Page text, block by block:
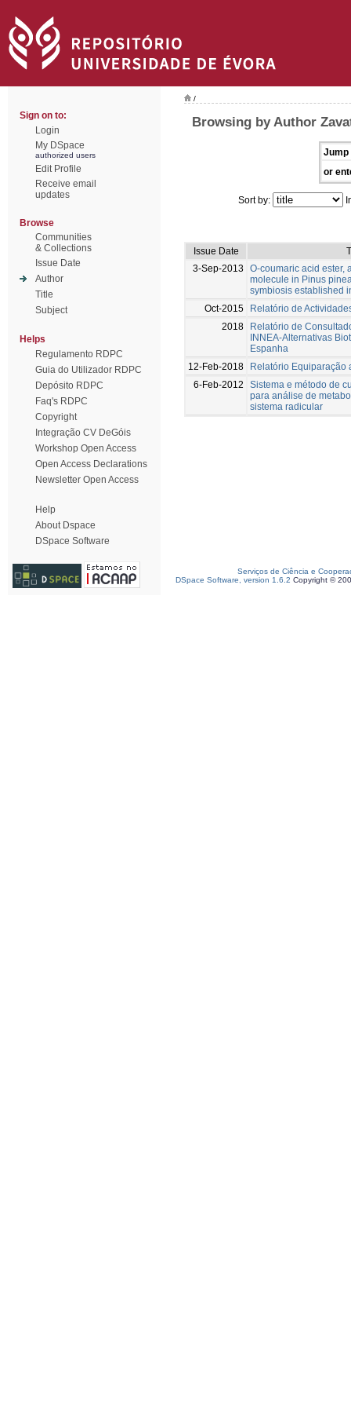
Sign on to:
Login
My DSpace
authorized users
Edit Profile
Receive email
updates
Browse
Communities
& Collections
Issue Date
Author
Title
Subject
Helps
Regulamento RDPC
Guia do Utilizador RDPC
Depósito RDPC
Faq's RDPC
Copyright
Integração CV DeGóis
Workshop Open Access
Open Access Declarations
Newsletter Open Access
Help
About Dspace
DSpace Software
/
Browsing by Author
Jump
or
Sort by:
Issue Date
3-Sep-2013
O-coumaric acid ester,
molecule in Pinus
symbiosis established
Oct-2015
Relatório de
2018
Relatório de
INNEA-Alternativas
Espanha
12-Feb-2018
Relatório Equiparação
6-Feb-2012
Sistema e método de
para análise de
sistema radicular
Serviços de Ciência e
DSpace Software, version 1.6.2 Copyright ©